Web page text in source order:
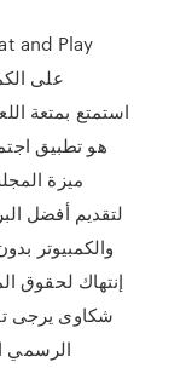
هو تطبيق
ميزة
لتقديم أفضل
إنتهاك لحقوق
شكاوى يرجى